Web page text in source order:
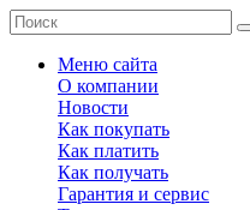
Меню сайта
О компании
Новости
Как покупать
Как платить
Как получать
Гарантия и сервис